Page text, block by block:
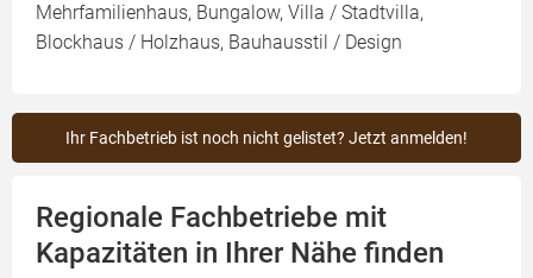
Mehrfamilienhaus, Bungalow, Villa / Stadtvilla,
Blockhaus / Holzhaus, Bauhausstil / Design
Ihr Fachbetrieb ist noch nicht gelistet? Jetzt anmelden!
Regionale Fachbetriebe mit
Kapazitäten in Ihrer Nähe finden